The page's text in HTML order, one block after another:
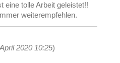
eine tolle Arbeit geleistet!!
weiterempfehlen.
2020 10:25)